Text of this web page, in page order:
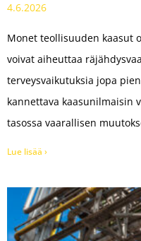
4.6.2026
Monet teollisuuden kaasut
voivat aiheuttaa
terveysvaikutuksia jopa
kannettava kaasunilmaisin
tasossa vaarallisen
Lue lisää ›